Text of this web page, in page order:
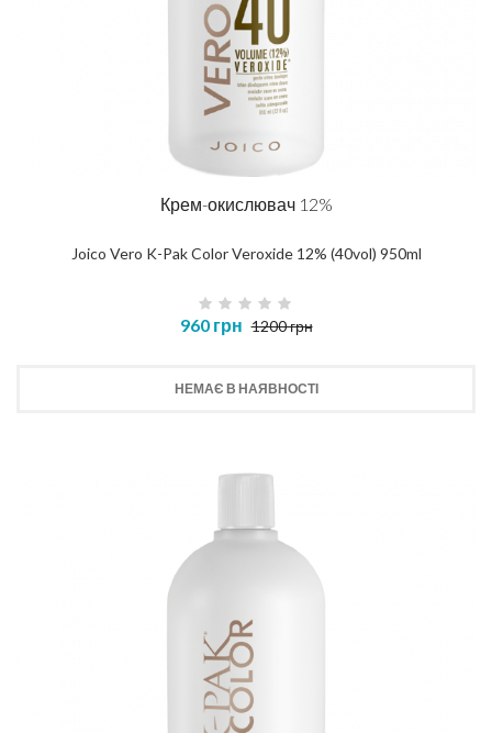
Крем-окислювач 12%
Joico Vero K-Pak Color Veroxide 12% (40vol) 950ml
960 грн 1200 грн
НЕМАЄ В НАЯВНОСТІ